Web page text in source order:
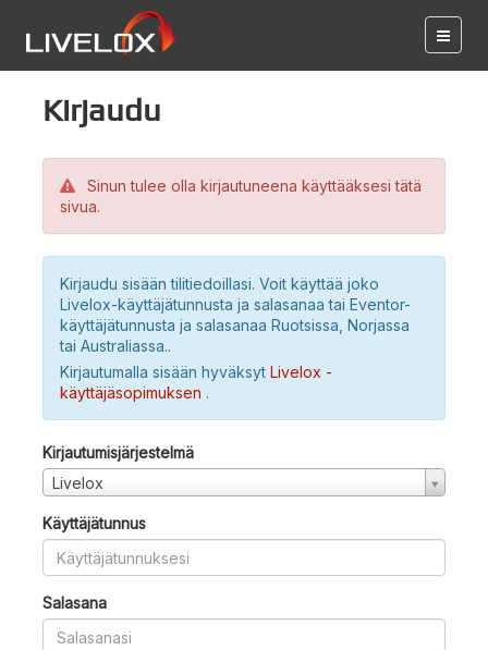
Kirjaudu
Sinun tulee olla kirjautuneena käyttääksesi tätä
sivua.
Kirjaudu sisään tilitiedoillasi. Voit käyttää joko
Livelox-käyttäjätunnusta ja salasanaa tai Eventor-
käyttäjätunnusta ja salasanaa Ruotsissa, Norjassa
tai Australiassa..
Kirjautumalla sisään hyväksyt Livelox -
käyttäjäsopimuksen .
Kirjautumisjärjestelmä
Livelox
Käyttäjätunnus
Salasana